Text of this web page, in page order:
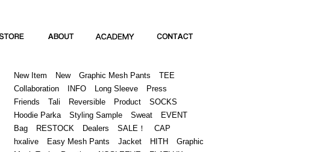
New Item New Graphic Mesh Pants
TEE
Collaboration
INFO Long Sleeve
Press
Friends
Tali Reversible Product
SOCKS
Hoodie Parka
Styling Sample Sweat
EVENT
Bag
RESTOCK Dealers SALE！
CAP
hxalive
Easy Mesh Pants Jacket HITH
Graphic